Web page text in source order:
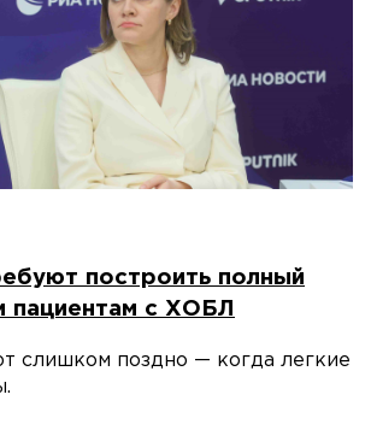
построить полный
пациентам с ХОБЛ
слишком поздно — когда легкие